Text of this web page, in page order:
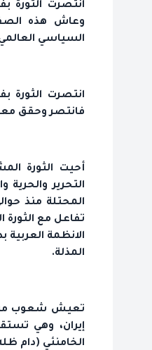
انتصرت الثورة
وعاش هذه
السياسي
انتصرت الثورة
فانتصر وحقق
أحيت الثورة
التحرير
تفاعل مع الثورة
الانظمة
المذلة.
تعيش شعوب
إيران، وهي
الخامنئي (دام